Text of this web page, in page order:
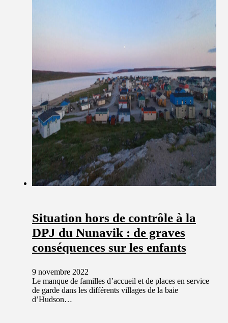
Situation hors de contrôle à la
DPJ du Nunavik : de graves
conséquences sur les enfants
9 novembre 2022
Le manque de familles d’accueil et de places en service
de garde dans les différents villages de la baie
d’Hudson…